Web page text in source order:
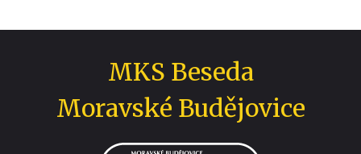
MKS Beseda
Moravské Budějovice